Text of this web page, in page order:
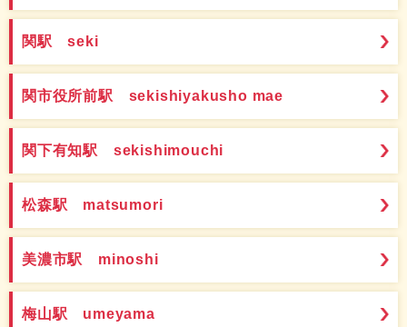
関駅 seki
関市役所前駅 sekishiyakusho mae
関下有知駅 sekishimouchi
松森駅 matsumori
美濃市駅 minoshi
梅山駅 umeyama